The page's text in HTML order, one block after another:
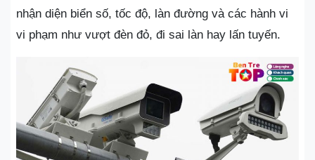
nhận diện biển số, tốc độ, làn đường và các hành vi
vi phạm như vượt đèn đỏ, đi sai làn hay lấn tuyến.